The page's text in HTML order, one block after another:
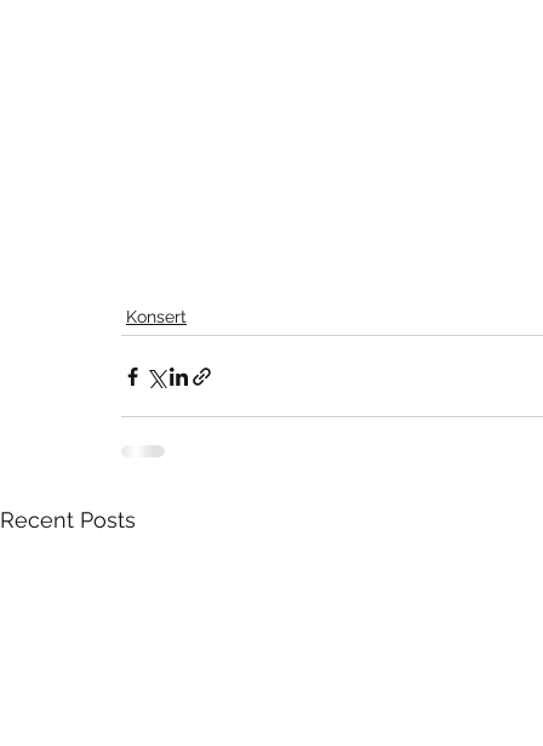
Konsert
Recent Posts